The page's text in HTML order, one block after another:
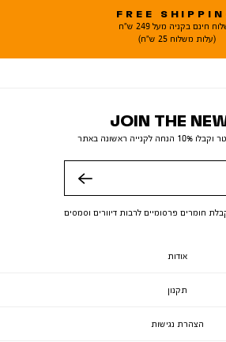
FREE
חינם בקניה מעל 249 ש"ח
(עלות משלוח 25 ש"ח)
JOIN THE
ראשונה באתר
חומרים פרסומיים לרבות דיוורים וסמסים
אודות
תקנון
הצהרת נגישות